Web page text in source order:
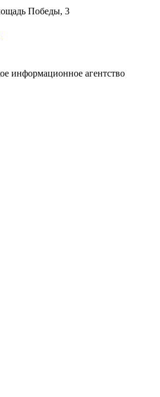
Победы, 3
информационное агентство